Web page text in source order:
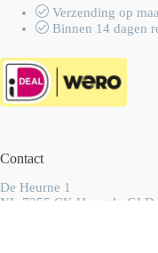
Verzending op
Binnen 14 dagen
Contact
De Heurne 1
NL-7255 CK Hengelo GLD